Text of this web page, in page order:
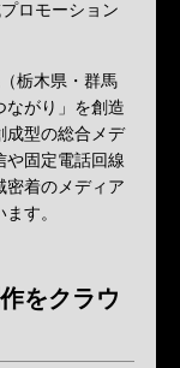
ロモーション
栃木県・群馬
ながり」を創造
成型の総合メデ
や固定電話回線
密着のメディア
す。
をクラウ